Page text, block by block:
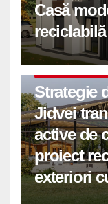
Casă
reciclabilă
Strategie
Jidvei
active de
proiect
exteriori